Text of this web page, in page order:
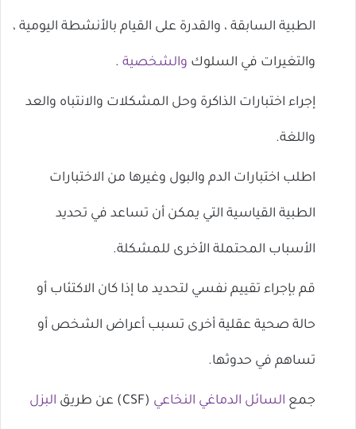
الطبية السابقة ، والقدرة على القيام بالأنشطة اليومية ،
والتغيرات في السلوك والشخصية .
إجراء اختبارات الذاكرة وحل المشكلات والانتباه والعد
واللغة.
اطلب اختبارات الدم والبول وغيرها من الاختبارات
الطبية القياسية التي يمكن أن تساعد في تحديد
الأسباب المحتملة الأخرى للمشكلة.
قم بإجراء تقييم نفسي لتحديد ما إذا كان الاكتئاب أو
حالة صحية عقلية أخرى تسبب أعراض الشخص أو
تساهم في حدوثها.
جمع السائل الدماغي النخاعي (CSF) عن طريق البزل